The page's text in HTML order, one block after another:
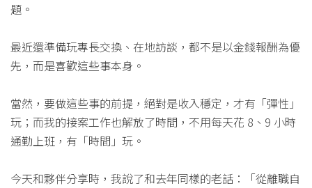
題。
最近還準備玩專長交換、在地訪談，都不是以金錢報酬為優
先，而是喜歡這些事本身。
當然，要做這些事的前提，絕對是收入穩定，才有「彈性」
玩；而我的接案工作也解放了時間，不用每天花 8、9 小時
通勤上班，有「時間」玩。
今天和夥伴分享時，我說了和去年同樣的老話：「從離職自